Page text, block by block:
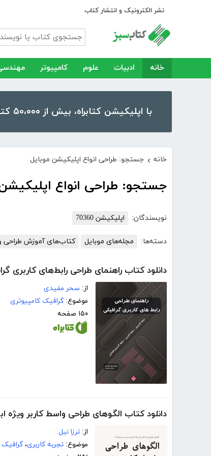
نشر الکترونیک و انتشار کتاب
خانه ادبیات علوم کامپیوتر
با اپلیکیشن کتابراه، بیش از ۵۰،۰۰۰ کتاب، کتاب صوتی و رمان را در موبایل و تبلت خود داشته باشید!
خانه › جستجو: طراحی انواع اپلیکیشن موبایل
جستجو: طراحی انواع
نویسندگان: اپلیکیشن 70360
دسته‌ها: مجله‌های موبایل کتاب‌های آموزش
دانلود کتاب راهنمای طراحی رابط‌های کاربری
از: سحر مفیدی
موضوع: گرافیک کامپیوتری
۱۵۰ صفحه
دانلود کتاب الگوهای طراحی واسط کاربر ویژه
از: ترزا نیل
موضوع: تجربه کاربری،